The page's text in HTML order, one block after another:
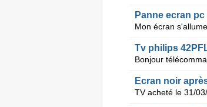
Panne ecran
Ecran noir